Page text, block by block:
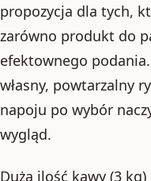
propozycja dla tych,
zarówno produkt do
efektownego
własny, powtarzalny
napoju po wybór
wygląd.
Duża ilość kawy (3